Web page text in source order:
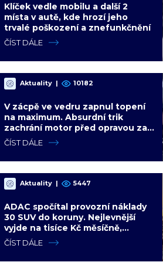
Klíček vedle mobilu a další 2
místa v autě, kde hrozí jeho
trvalé poškození a znefunkčnění
ČÍST DÁLE
Aktuality | 10182
V zácpě ve vedru zapnul topení
na maximum. Absurdní trik
zachrání motor před opravou za
desítky tisíc
ČÍST DÁLE
Aktuality | 5447
ADAC spočítal provozní náklady
30 SUV do koruny. Nejlevnější
vyjde na tisíce Kč měsíčně,
nejdražší na trojnásobek
ČÍST DÁLE